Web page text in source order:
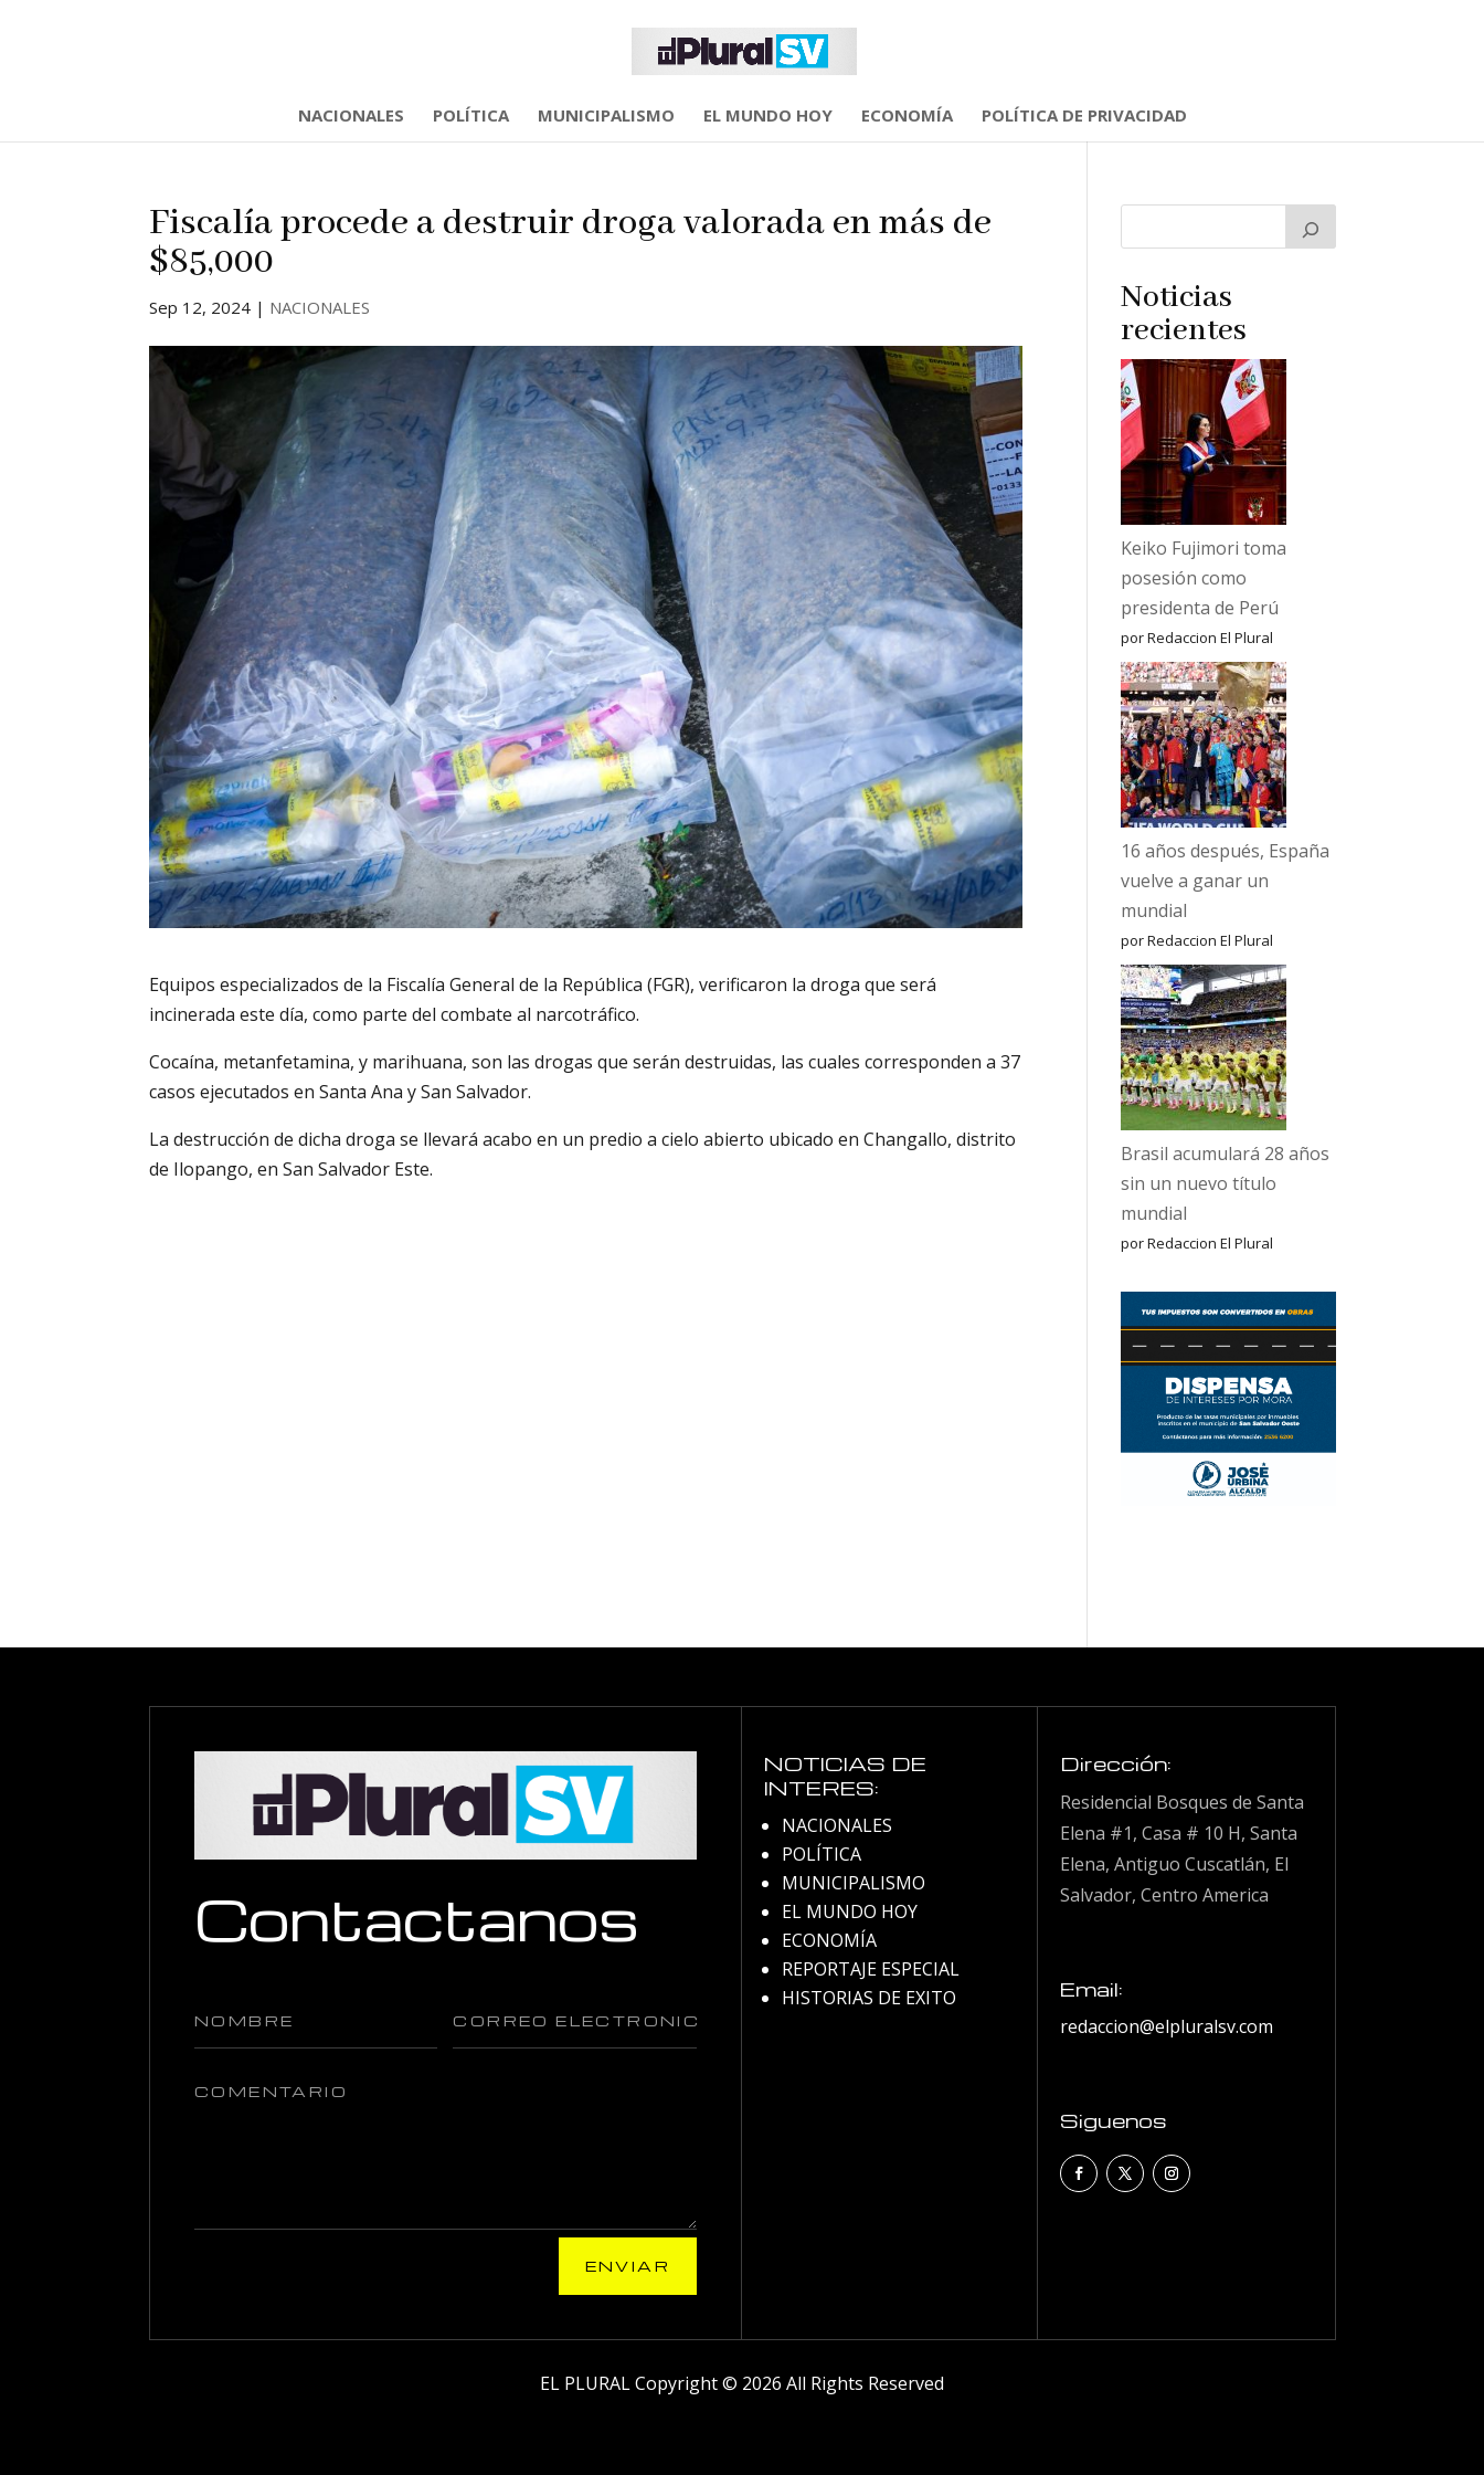
NACIONALES POLÍTICA MUNICIPALISMO EL MUNDO HOY ECONOMÍA POLÍTICA DE PRIVACIDAD
Fiscalía procede a destruir droga valorada en más de
$85,000
Sep 12, 2024| NACIONALES
Equipos especializados de la Fiscalía General de la República (FGR), verificaron la droga que será
incinerada este día, como parte del combate al narcotráfico.
Cocaína, metanfetamina, y marihuana, son las drogas que serán destruidas, las cuales corresponden a 37
casos ejecutados en Santa Ana y San Salvador.
La destrucción de dicha droga se llevará acabo en un predio a cielo abierto ubicado en Changallo, distrito
de Ilopango, en San Salvador Este.
Noticias
recientes
Keiko Fujimori toma
posesión como
presidenta de Perú
por Redaccion El Plural
16 años después, España
vuelve a ganar un
mundial
por Redaccion El Plural
Brasil acumulará 28 años
sin un nuevo título
mundial
por Redaccion El Plural
Contactanos
ENVIAR
NOTICIAS DE
INTERES:
NACIONALES
POLÍTICA
MUNICIPALISMO
EL MUNDO HOY
ECONOMÍA
REPORTAJE ESPECIAL
HISTORIAS DE EXITO
Dirección:
Residencial Bosques de Santa
Elena #1, Casa # 10 H, Santa
Elena, Antiguo Cuscatlán, El
Salvador, Centro America
Email:
redaccion@elpluralsv.com
Siguenos
EL PLURAL Copyright © 2026 All Rights Reserved